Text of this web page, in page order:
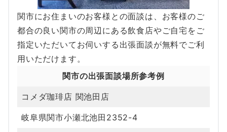
関市にお住まいのお客様との面談は、お客様のご
都合の良い関市の周辺にある飲食店やご自宅をご
指定いただいてお伺いする出張面談が無料でご利
用いただけます。
関市の出張面談場所参考例
コメダ珈琲店 関池田店
岐阜県関市小瀬北池田2352-4